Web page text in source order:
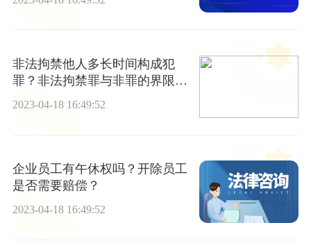
非法拘禁他人多长时间构成犯
罪？非法拘禁罪与非罪的界限是
什么？
2023-04-18 16:49:52
企业员工有午休权吗？开除员工
是否需要赔偿？
2023-04-18 16:49:52